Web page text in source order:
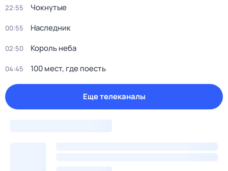
22:55 Чокнутые
00:55 Наследник
02:50 Король неба
04:45 100 мест, гдe поеcть
Еще телеканалы